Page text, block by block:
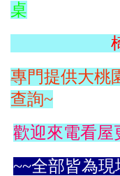
桌
專門提供大桃
查詢~
歡迎來電看屋
~~全部皆為